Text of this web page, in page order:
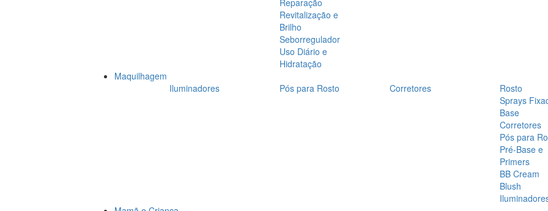
Reparação
Revitalização e
Brilho
Seborregulador
Uso Diário e
Hidratação
Maquilhagem
Iluminadores
Pós para Rosto Corretores
Rosto
Sprays
Base
Corretores
Pós para
Pré-Base e
Primers
BB Cream
Blush